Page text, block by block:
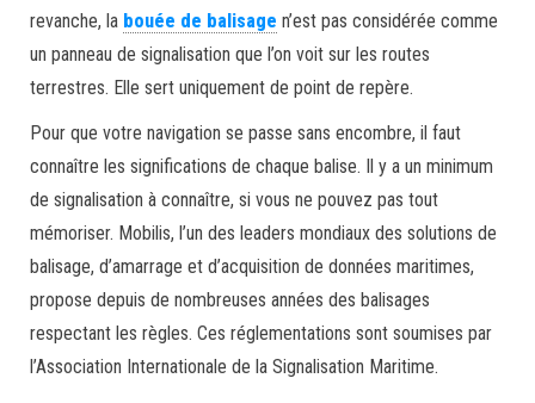
revanche, la bouée de balisage n’est pas considérée comme
un panneau de signalisation que l’on voit sur les routes
terrestres. Elle sert uniquement de point de repère.
Pour que votre navigation se passe sans encombre, il faut
connaître les significations de chaque balise. Il y a un minimum
de signalisation à connaître, si vous ne pouvez pas tout
mémoriser. Mobilis, l’un des leaders mondiaux des solutions de
balisage, d’amarrage et d’acquisition de données maritimes,
propose depuis de nombreuses années des balisages
respectant les règles. Ces réglementations sont soumises par
l’Association Internationale de la Signalisation Maritime.